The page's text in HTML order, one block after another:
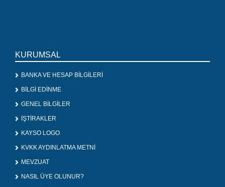
KURUMSAL
BANKA VE HESAP BİLGİLERİ
BİLGİ EDİNME
GENEL BİLGİLER
İŞTİRAKLER
KAYSO LOGO
KVKK AYDINLATMA METNİ
MEVZUAT
NASIL ÜYE OLUNUR?